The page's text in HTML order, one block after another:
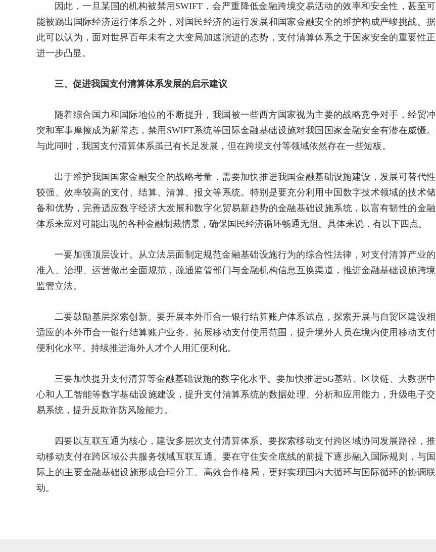
因此，一旦某国的机构被禁用SWIFT，会严重降低金融跨境交易活动的效率和安全性，甚至可
能被踢出国际经济运行体系之外，对国民经济的运行发展和国家金融安全的维护构成严峻挑战。据
此可以认为，面对世界百年未有之大变局加速演进的态势，支付清算体系之于国家安全的重要性正
进一步凸显。
三、促进我国支付清算体系发展的启示建议
随着综合国力和国际地位的不断提升，我国被一些西方国家视为主要的战略竞争对手，经贸冲
突和军事摩擦成为新常态，禁用SWIFT系统等国际金融基础设施对我国国家金融安全有潜在威慑。
与此同时，我国支付清算体系虽已有长足发展，但在跨境支付等领域依然存在一些短板。
出于维护我国国家金融安全的战略考量，需要加快推进我国金融基础设施建设，发展可替代性
较强、效率较高的支付、结算、清算、报文等系统。特别是要充分利用中国数字技术领域的技术储
备和优势，完善适应数字经济大发展和数字化贸易新趋势的金融基础设施系统，以富有韧性的金融
体系来应对可能出现的各种金融制裁情景，确保国民经济循环畅通无阻。具体来说，有以下四点。
一要加强顶层设计。从立法层面制定规范金融基础设施行为的综合性法律，对支付清算产业的
准入、治理、运营做出全面规范，疏通监管部门与金融机构信息互换渠道，推进金融基础设施跨境
监管立法。
二要鼓励基层探索创新。要开展本外币合一银行结算账户体系试点，探索开展与自贸区建设相
适应的本外币合一银行结算账户业务。拓展移动支付使用范围，提升境外人员在境内使用移动支付
便利化水平。持续推进海外人才个人用汇便利化。
三要加快提升支付清算等金融基础设施的数字化水平。要加快推进5G基站、区块链、大数据中
心和人工智能等数字基础设施建设，提升支付清算系统的数据处理、分析和应用能力，升级电子交
易系统，提升反欺诈防风险能力。
四要以互联互通为核心，建设多层次支付清算体系。要探索移动支付跨区域协同发展路径，推
动移动支付在跨区域公共服务领域互联互通。要在守住安全底线的前提下逐步融入国际规则，与国
际上的主要金融基础设施形成合理分工、高效合作格局，更好实现国内大循环与国际循环的协调联
动。